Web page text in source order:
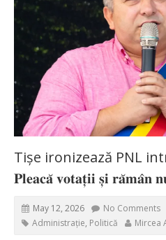
Tișe ironizează PNL
𝐏𝐥𝐞𝐚𝐜𝐚̆ 𝐯𝐨𝐭𝐚𝐭̦𝐢𝐢 𝐬̦𝐢 𝐫𝐚̆𝐦𝐚̂𝐧
May 12, 2026 No Comments
Administrație, Politică Mircea